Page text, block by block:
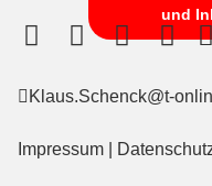
und
Klaus.Schenck@t-
Impressum